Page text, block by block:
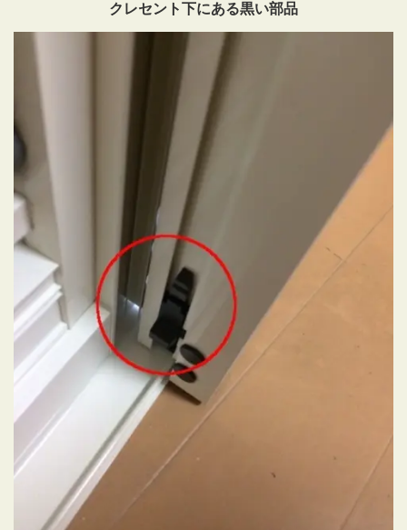
クレセント下にある黒い部品